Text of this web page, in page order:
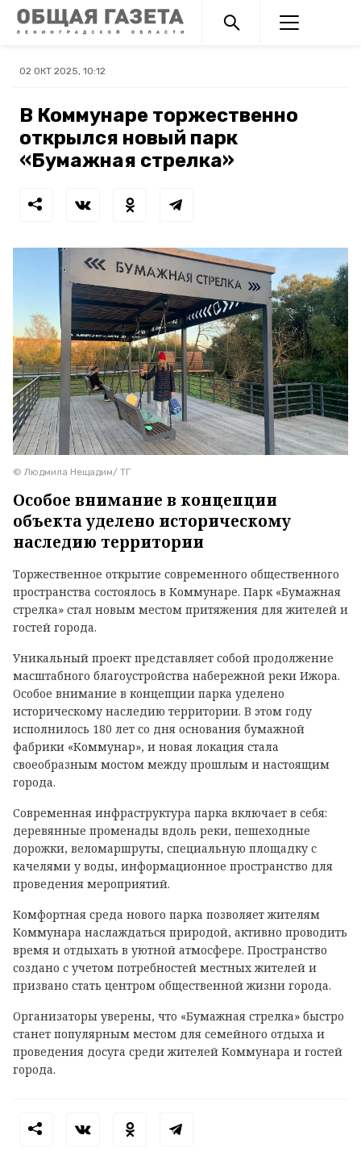
02 ОКТ 2025, 10:12
В Коммунаре торжественно
открылся новый парк
«Бумажная стрелка»
© Людмила Нещадим/ ТГ
Особое внимание в концепции
объекта уделено историческому
наследию территории
Торжественное открытие современного общественного
пространства состоялось в Коммунаре. Парк «Бумажная
стрелка» стал новым местом притяжения для жителей и
гостей города.
Уникальный проект представляет собой продолжение
масштабного благоустройства набережной реки Ижора.
Особое внимание в концепции парка уделено
историческому наследию территории. В этом году
исполнилось 180 лет со дня основания бумажной
фабрики «Коммунар», и новая локация стала
своеобразным мостом между прошлым и настоящим
города.
Современная инфраструктура парка включает в себя:
деревянные променады вдоль реки, пешеходные
дорожки, веломаршруты, специальную площадку с
качелями у воды, информационное пространство для
проведения мероприятий.
Комфортная среда нового парка позволяет жителям
Коммунара наслаждаться природой, активно проводить
время и отдыхать в уютной атмосфере. Пространство
создано с учетом потребностей местных жителей и
призвано стать центром общественной жизни города.
Организаторы уверены, что «Бумажная стрелка» быстро
станет популярным местом для семейного отдыха и
проведения досуга среди жителей Коммунара и гостей
города.